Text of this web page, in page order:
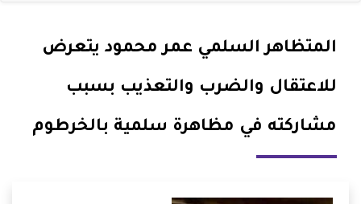
المتظاهر السلمي عمر محمود يتعرض
للاعتقال والضرب والتعذيب بسبب
مشاركته في مظاهرة سلمية بالخرطوم